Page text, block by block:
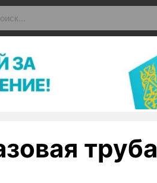
труба